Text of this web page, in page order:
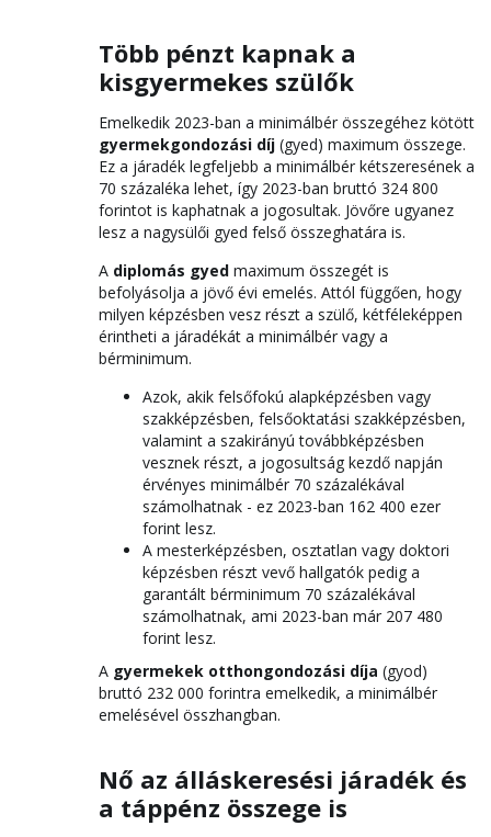
Több pénzt kapnak a
kisgyermekes szülők
Emelkedik 2023-ban a minimálbér összegéhez kötött
gyermekgondozási díj (gyed) maximum összege.
Ez a járadék legfeljebb a minimálbér kétszeresének a
70 százaléka lehet, így 2023-ban bruttó 324 800
forintot is kaphatnak a jogosultak. Jövőre ugyanez
lesz a nagysülői gyed felső összeghatára is.
A diplomás gyed maximum összegét is
befolyásolja a jövő évi emelés. Attól függően, hogy
milyen képzésben vesz részt a szülő, kétféleképpen
érintheti a járadékát a minimálbér vagy a
bérminimum.
Azok, akik felsőfokú alapképzésben vagy
szakképzésben, felsőoktatási szakképzésben,
valamint a szakirányú továbbképzésben
vesznek részt, a jogosultság kezdő napján
érvényes minimálbér 70 százalékával
számolhatnak - ez 2023-ban 162 400 ezer
forint lesz.
A mesterképzésben, osztatlan vagy doktori
képzésben részt vevő hallgatók pedig a
garantált bérminimum 70 százalékával
számolhatnak, ami 2023-ban már 207 480
forint lesz.
A gyermekek otthongondozási díja (gyod)
bruttó 232 000 forintra emelkedik, a minimálbér
emelésével összhangban.
Nő az álláskeresési járadék és
a táppénz összege is